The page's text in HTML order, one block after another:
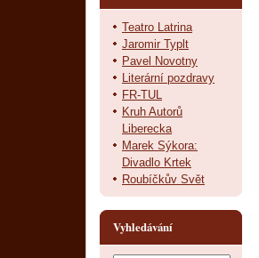
Teatro Latrina
Jaromir Typlt
Pavel Novotny
Literární pozdravy
FR-TUL
Kruh Autorů
Liberecka
Marek Sýkora:
Divadlo Krtek
Roubíčkův Svět
Vyhledávání